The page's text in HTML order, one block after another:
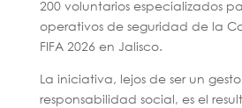
200 voluntarios especializados
operativos de seguridad de la
FIFA 2026 en Jalisco.
La iniciativa, lejos de ser un
responsabilidad social, es el